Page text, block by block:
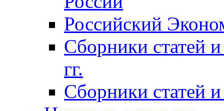
Российский
Сборники статей
гг.
Сборники статей